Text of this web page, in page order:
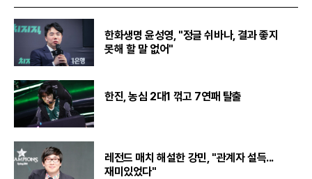
한화생명 윤성영, "정글 쉬바나, 결과 좋지
못해 할 말 없어"
한진, 농심 2대1 꺾고 7연패 탈출
레전드 매치 해설한 강민, "관계자 설득...
재미있었다"